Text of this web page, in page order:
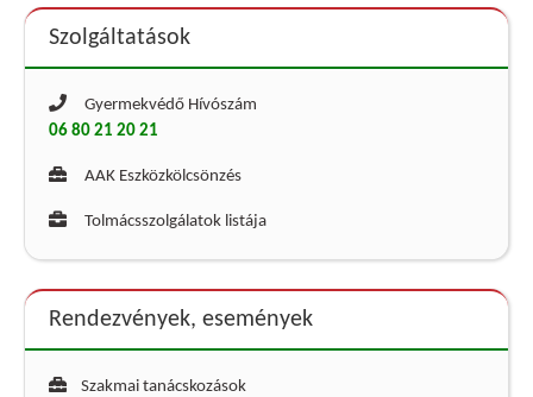
Szolgáltatások
Gyermekvédő Hívószám
06 80 21 20 21
AAK Eszközkölcsönzés
Tolmácsszolgálatok listája
Rendezvények, események
Szakmai tanácskozások